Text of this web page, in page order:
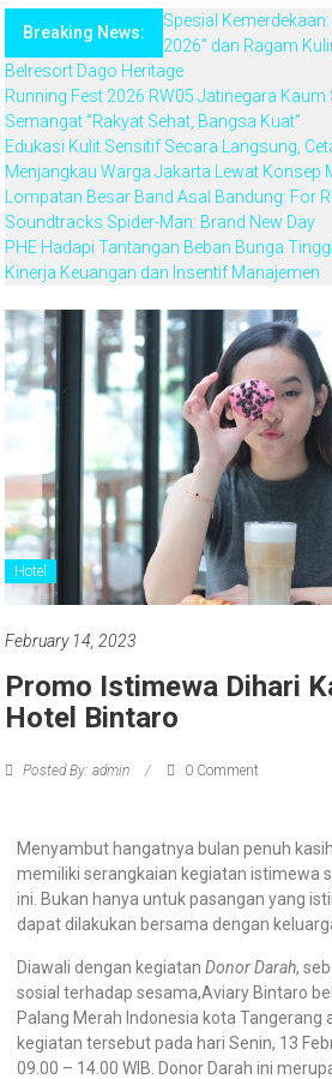
Breaking News:
Spesial
2026” dan Ragam
Belresort Dago Heritage
Running Fest 2026 RW05 Jatinegara Kaum
Semangat “Rakyat Sehat, Bangsa Kuat”
Edukasi Kulit Sensitif Secara Langsung,
Menjangkau Warga Jakarta Lewat Konsep
Lompatan Besar Band Asal Bandung: For
Soundtracks Spider-Man: Brand New Day
PHE Hadapi Tantangan Beban Bunga
Kinerja Keuangan dan Insentif Manajemen
Hotel
February 14, 2023
Promo Istimewa Dihari
Hotel Bintaro
Posted By: admin 0 Comment
Menyambut hangatnya bulan penuh
memiliki serangkaian kegiatan istimewa
ini. Bukan hanya untuk pasangan yang
dapat dilakukan bersama dengan
Diawali dengan kegiatanDonor Darah,
sosial terhadap sesama,Aviary Bintaro
Palang Merah Indonesia kota Tangerang
kegiatan tersebut pada hari Senin, 13
09.00 – 14.00 WIB. Donor Darah ini